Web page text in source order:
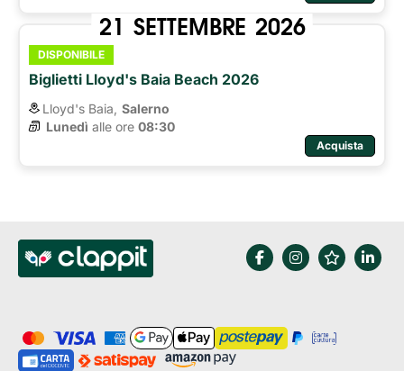
21 SETTEMBRE 2026
DISPONIBILE
Biglietti Lloyd's Baia Beach 2026
Lloyd's Baia, Salerno
Lunedì alle ore 08:30
Acquista